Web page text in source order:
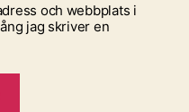
och webbplats i
jag skriver en